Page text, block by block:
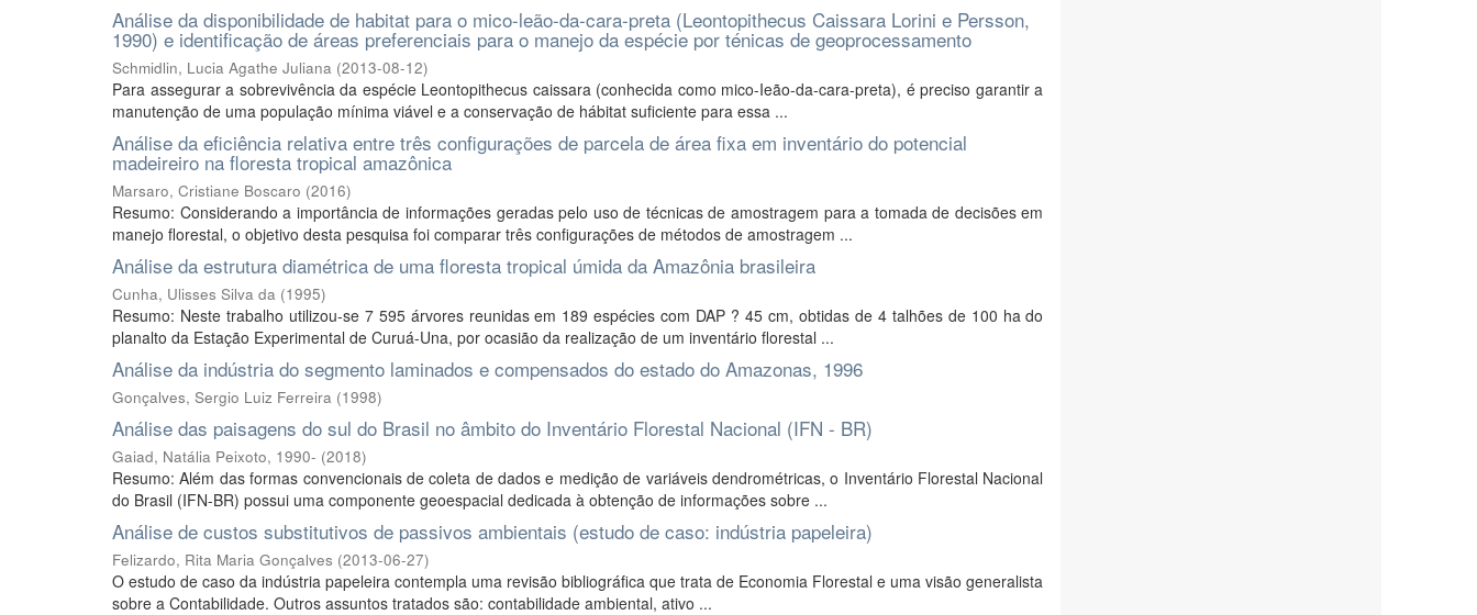
Análise da disponibilidade de habitat para o mico-leão-da-cara-preta (Leontopithecus Caissara Lorini e Persson,
1990) e identificação de áreas preferenciais para o manejo da espécie por ténicas de geoprocessamento
Schmidlin, Lucia Agathe Juliana (2013-08-12)
Para assegurar a sobrevivência da espécie Leontopithecus caissara (conhecida como mico-Ieão-da-cara-preta), é preciso garantir a
manutenção de uma população mínima viável e a conservação de hábitat suficiente para essa ...
Análise da eficiência relativa entre três configurações de parcela de área fixa em inventário do potencial
madeireiro na floresta tropical amazônica
Marsaro, Cristiane Boscaro (2016)
Resumo: Considerando a importância de informações geradas pelo uso de técnicas de amostragem para a tomada de decisões em
manejo florestal, o objetivo desta pesquisa foi comparar três configurações de métodos de amostragem ...
Análise da estrutura diamétrica de uma floresta tropical úmida da Amazônia brasileira
Cunha, Ulisses Silva da (1995)
Resumo: Neste trabalho utilizou-se 7 595 árvores reunidas em 189 espécies com DAP ? 45 cm, obtidas de 4 talhões de 100 ha do
planalto da Estação Experimental de Curuá-Una, por ocasião da realização de um inventário florestal ...
Análise da indústria do segmento laminados e compensados do estado do Amazonas, 1996
Gonçalves, Sergio Luiz Ferreira (1998)
Análise das paisagens do sul do Brasil no âmbito do Inventário Florestal Nacional (IFN - BR)
Gaiad, Natália Peixoto, 1990- (2018)
Resumo: Além das formas convencionais de coleta de dados e medição de variáveis dendrométricas, o Inventário Florestal Nacional
do Brasil (IFN-BR) possui uma componente geoespacial dedicada à obtenção de informações sobre ...
Análise de custos substitutivos de passivos ambientais (estudo de caso: indústria papeleira)
Felizardo, Rita Maria Gonçalves (2013-06-27)
O estudo de caso da indústria papeleira contempla uma revisão bibliográfica que trata de Economia Florestal e uma visão generalista
sobre a Contabilidade. Outros assuntos tratados são: contabilidade ambiental, ativo ...